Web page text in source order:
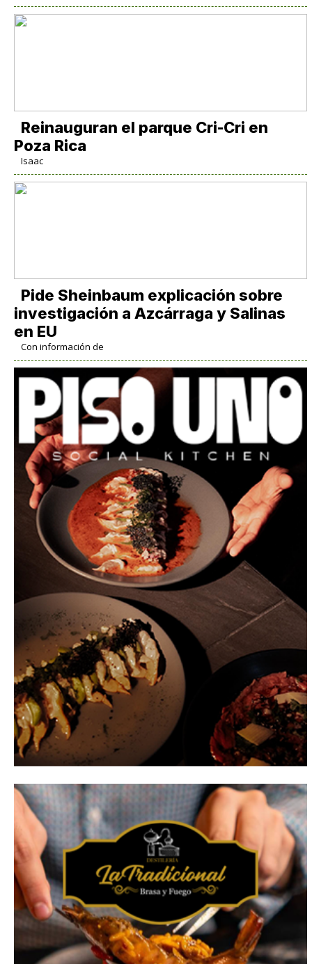
Reinauguran el parque Cri-Cri en
Poza Rica
Isaac
Pide Sheinbaum explicación sobre
investigación a Azcárraga y Salinas
en EU
Con información de